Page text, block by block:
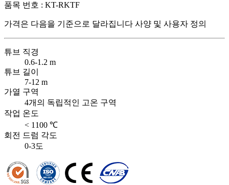
품목 번호 : KT-RKTF
가격은 다음을 기준으로 달라집니다 사양 및 사용자 정의
튜브 직경
0.6-1.2 m
튜브 길이
7-12 m
가열 구역
4개의 독립적인 고온 구역
작업 온도
< 1100 ℃
회전 드럼 각도
0-3도